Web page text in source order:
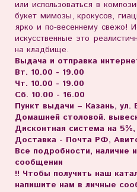
или использоваться в
букет мимозы, крокусов,
ярко и по-весеннему свежо!
искусственные это
на кладбище.
Выдача и отправка
Вт. 10.00 - 19.00
Чт. 10.00 - 19.00
Сб. 10.00 - 16.00
Пункт выдачи – Казань,
Домашней столовой.
Дисконтная система на
Доставка - Почта РФ,
Все подробности, наличие
сообщении
!! Чтобы получить наш
напишите нам в личные